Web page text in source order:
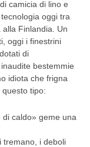
camicia di lino e
oggi tra
alla Finlandia. Un
oggi i finestrini
di
bestemmie
idiota che frigna
tipo:
caldo» geme una
tremano, i deboli